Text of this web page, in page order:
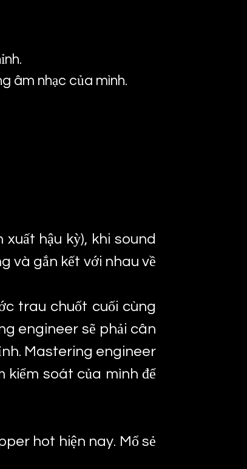
âm nhạc của mình.
hậu kỳ), khi sound
và gắn kết với nhau về
trau chuốt cuối cùng
engineer sẽ phải cân
Mastering engineer
kiểm soát của mình để
hot hiện nay. Mổ sẻ